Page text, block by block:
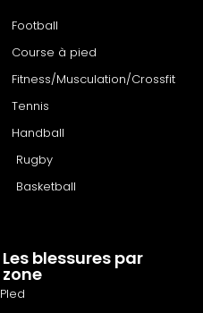
Football
Course à pied
Fitness/Musculation/Crossfit
Tennis
Handball
Rugby
Basketball
Les blessures par
zone
PIed